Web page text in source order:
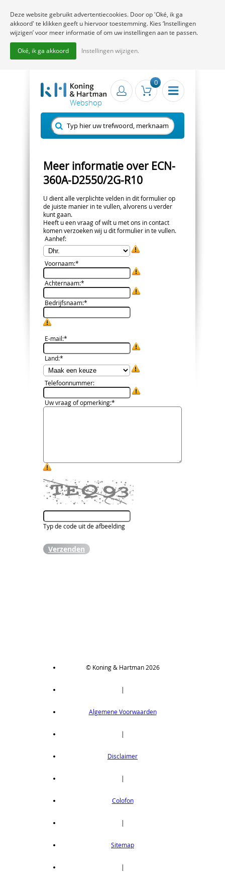
0
Meer informatie over ECN-
360A-D2550/2G-R10
U dient alle verplichte velden in dit formulier op
de juiste manier in te vullen, alvorens u verder
kunt gaan.
Heeft u een vraag of wilt u met ons in contact
komen verzoeken wij u dit formulier in te vullen.
Aanhef:
Voornaam:*
Achternaam:*
Bedrijfsnaam:*
E-mail:*
Land:*
Telefoonnummer:
Uw vraag of opmerking:*
Typ de code uit de afbeelding
Verzenden
© Koning & Hartman 2026
|
Algemene Voorwaarden
|
Disclaimer
|
Colofon
|
Sitemap
|
Deze website gebruikt advertentiecookies. Door op 'Oké, ik ga
akkoord' te klikken geeft u hiervoor toestemming. Kies ‘Instellingen
wijzigen’ voor meer informatie of om uw instellingen aan te passen.
Oké, ik ga akkoord Instellingen wijzigen.